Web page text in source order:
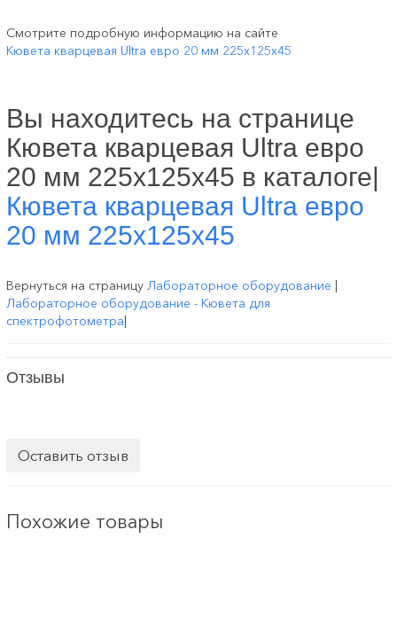
Смотрите подробную информацию на сайте
Кювета кварцевая Ultra евро 20 мм 225х125х45
Вы находитесь на странице
Кювета кварцевая Ultra евро
20 мм 225х125х45 в каталоге|
Кювета кварцевая Ultra евро
20 мм 225х125х45
Вернуться на страницу Лабораторное оборудование |
Лабораторное оборудование - Кювета для
спектрофотометра|
Отзывы
Оставить отзыв
Похожие товары